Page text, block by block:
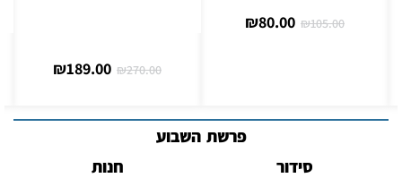
₪95.00
פרשת השבוע
סידור
חנות